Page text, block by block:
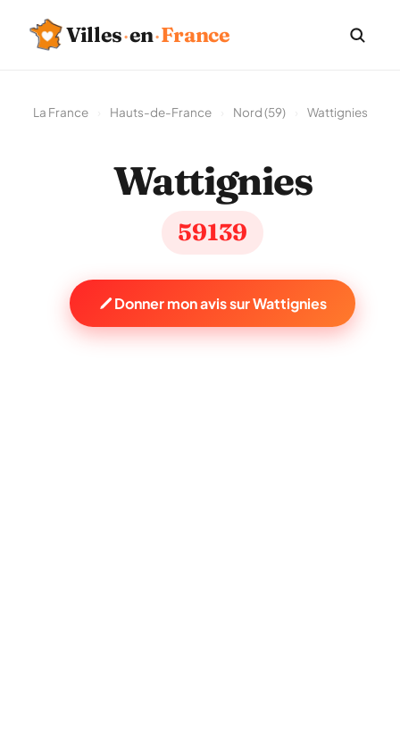
Villes·en·France
La France Hauts-de-France Nord (59) Wattignies
Wattignies
59139
Donner mon avis sur Wattignies